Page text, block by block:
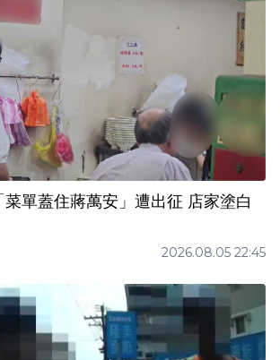
單蓋住蔣萬安」遭出征 店家塗白
2026.08.05 22:45